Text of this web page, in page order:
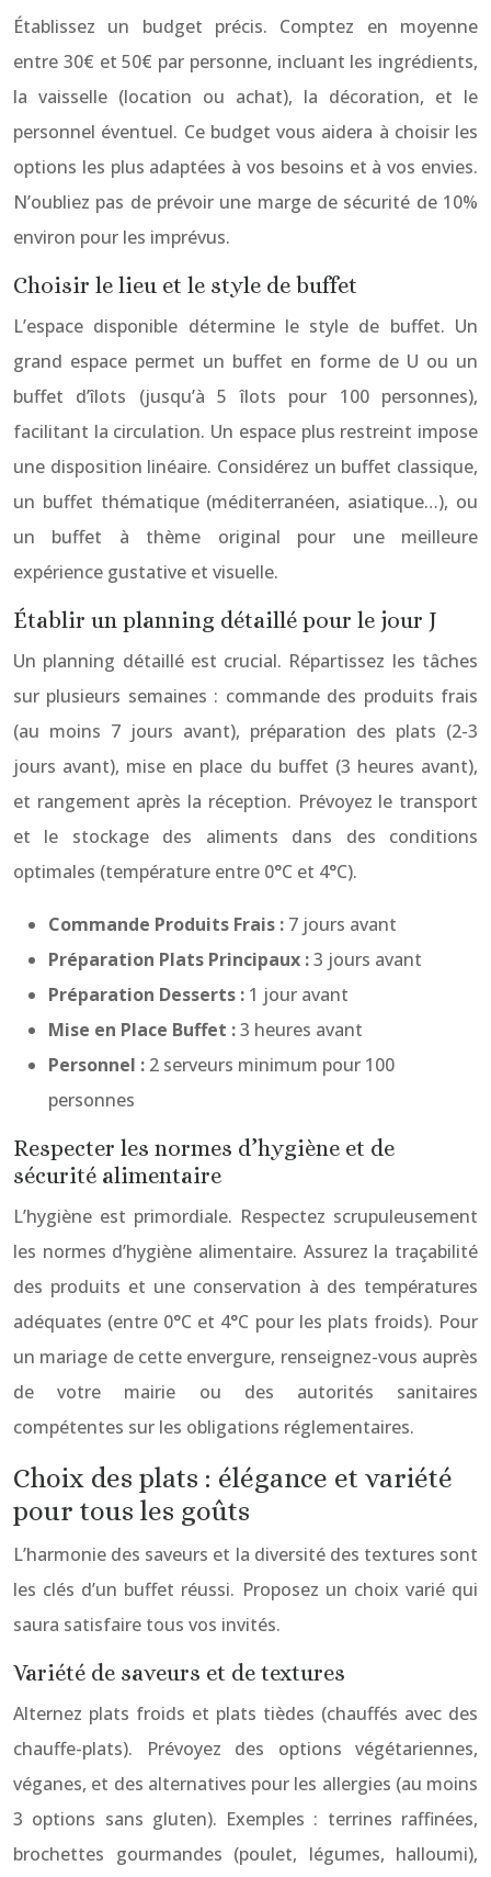
Établissez un budget précis. Comptez en moyenne
entre 30€ et 50€ par personne, incluant les ingrédients,
la vaisselle (location ou achat), la décoration, et le
personnel éventuel. Ce budget vous aidera à choisir les
options les plus adaptées à vos besoins et à vos envies.
N’oubliez pas de prévoir une marge de sécurité de 10%
environ pour les imprévus.
Choisir le lieu et le style de buffet
L’espace disponible détermine le style de buffet. Un
grand espace permet un buffet en forme de U ou un
buffet d’îlots (jusqu’à 5 îlots pour 100 personnes),
facilitant la circulation. Un espace plus restreint impose
une disposition linéaire. Considérez un buffet classique,
un buffet thématique (méditerranéen, asiatique…), ou
un buffet à thème original pour une meilleure
expérience gustative et visuelle.
Établir un planning détaillé pour le jour J
Un planning détaillé est crucial. Répartissez les tâches
sur plusieurs semaines : commande des produits frais
(au moins 7 jours avant), préparation des plats (2-3
jours avant), mise en place du buffet (3 heures avant),
et rangement après la réception. Prévoyez le transport
et le stockage des aliments dans des conditions
optimales (température entre 0°C et 4°C).
Commande Produits Frais : 7 jours avant
Préparation Plats Principaux :3 jours avant
Préparation Desserts : 1 jour avant
Mise en Place Buffet :3 heures avant
Personnel : 2 serveurs minimum pour 100
personnes
Respecter les normes d’hygiène et de
sécurité alimentaire
L’hygiène est primordiale. Respectez scrupuleusement
les normes d’hygiène alimentaire. Assurez la traçabilité
des produits et une conservation à des températures
adéquates (entre 0°C et 4°C pour les plats froids). Pour
un mariage de cette envergure, renseignez-vous auprès
de votre mairie ou des autorités sanitaires
compétentes sur les obligations réglementaires.
Choix des plats : élégance et variété
pour tous les goûts
L’harmonie des saveurs et la diversité des textures sont
les clés d’un buffet réussi. Proposez un choix varié qui
saura satisfaire tous vos invités.
Variété de saveurs et de textures
Alternez plats froids et plats tièdes (chauffés avec des
chauffe-plats). Prévoyez des options végétariennes,
véganes, et des alternatives pour les allergies (au moins
3 options sans gluten). Exemples : terrines raffinées,
brochettes gourmandes (poulet, légumes, halloumi),